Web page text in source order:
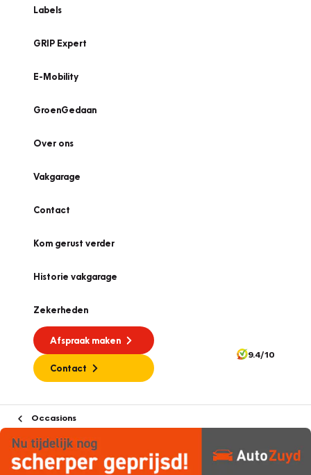
Labels
GRIP Expert
E-Mobility
GroenGedaan
Over ons
Vakgarage
Contact
Kom gerust verder
Historie vakgarage
Zekerheden
Afspraak maken
Contact
9.4/10
Occasions